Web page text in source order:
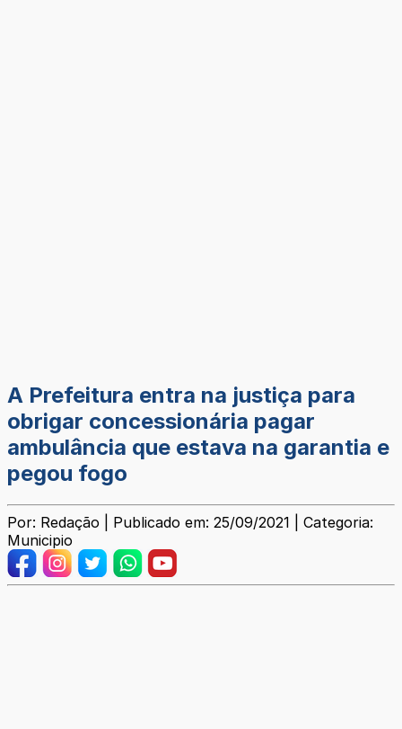
A Prefeitura entra na justiça para
obrigar concessionária pagar
ambulância que estava na garantia e
pegou fogo
Por: Redação | Publicado em: 25/09/2021 | Categoria:
Municipio